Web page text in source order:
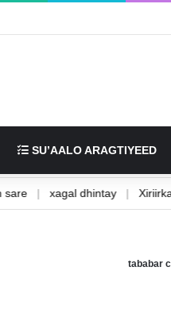
SU’AALO ARAGTIYEED
kan sare | xagal dhintay |
tababar